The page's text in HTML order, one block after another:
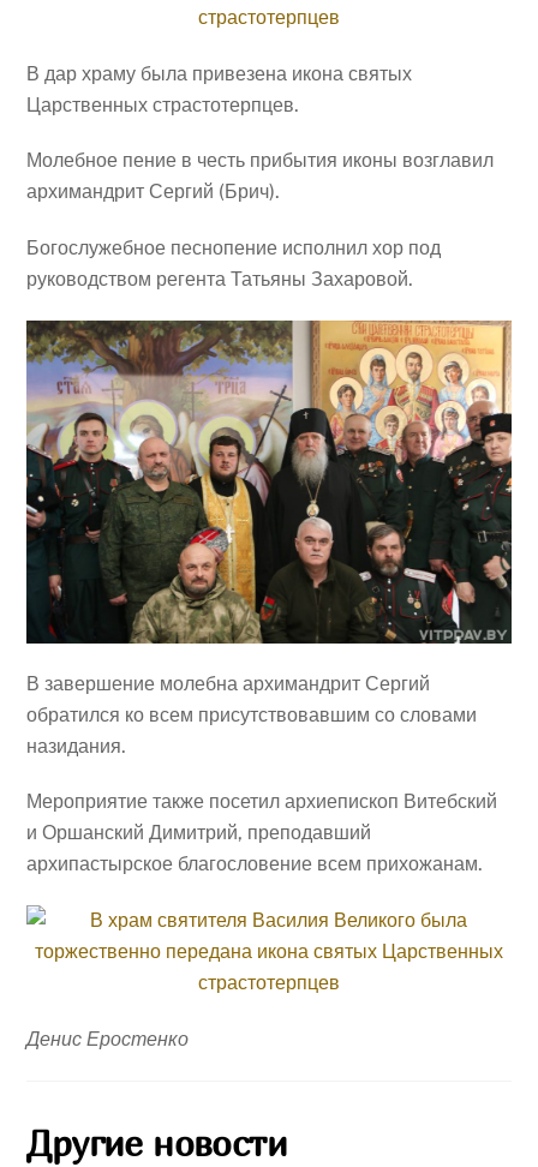
В дар храму была привезена икона святых
Царственных страстотерпцев.
Молебное пение в честь прибытия иконы возглавил
архимандрит Сергий (Брич).
Богослужебное песнопение исполнил хор под
руководством регента Татьяны Захаровой.
В завершение молебна архимандрит Сергий
обратился ко всем присутствовавшим со словами
назидания.
Мероприятие также посетил архиепископ Витебский
и Оршанский Димитрий, преподавший
архипастырское благословение всем прихожанам.
Денис Еростенко
Другие новости